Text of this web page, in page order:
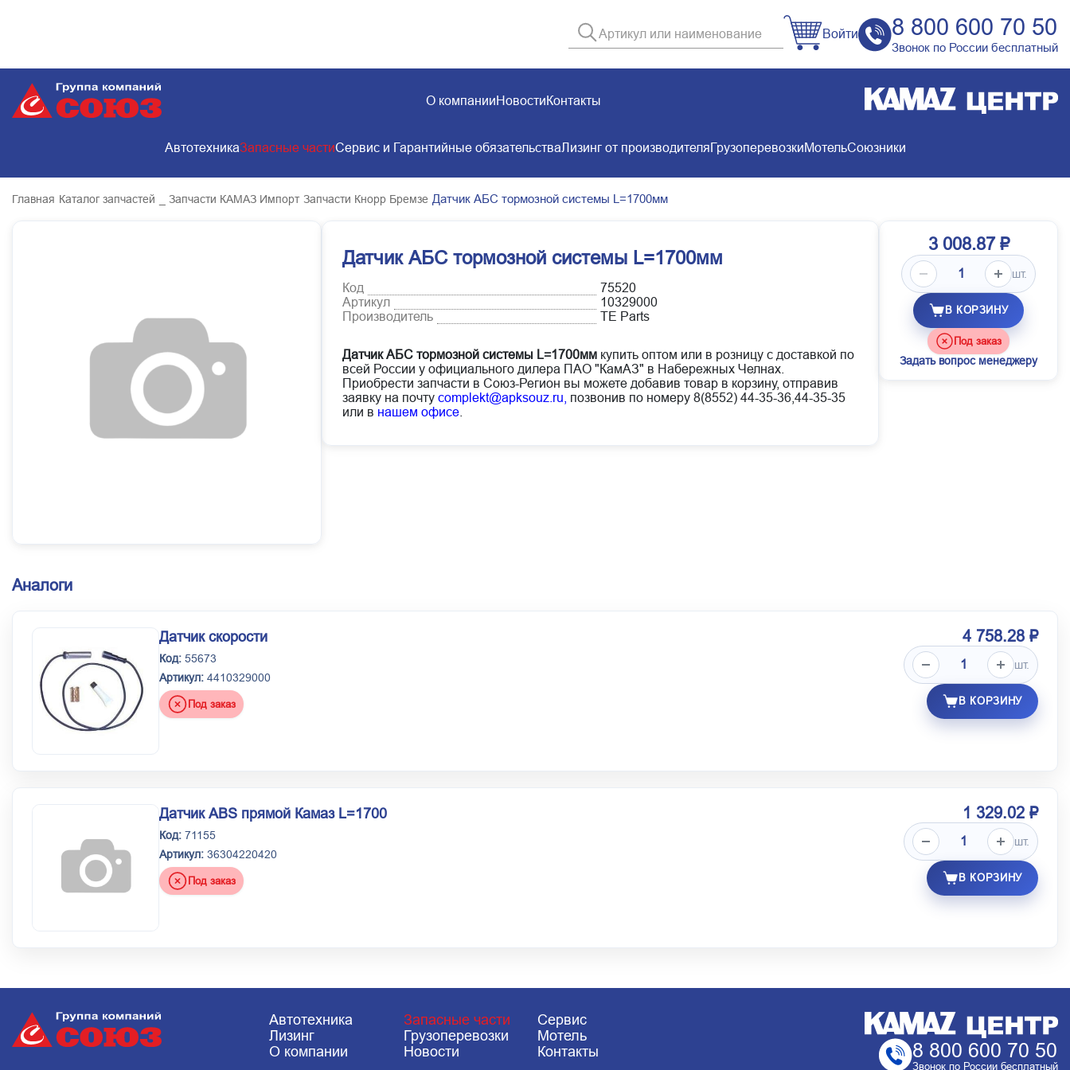
Войти 8 800 600 70 50
Звонок по России бесплатный
О компанииНовостиКонтакты
АвтотехникаЗапасные частиСервис и Гарантийные обязательстваЛизинг от производителяГрузоперевозкиМотельСоюзники
Главная Каталог запчастей _ Запчасти КАМАЗ Импорт Запчасти Кнорр Бремзе Датчик АБС тормозной системы L=1700мм
Датчик АБС тормозной системы L=1700мм
Код
75520
Артикул
10329000
Производитель
TE Parts
Датчик АБС тормозной системы L=1700мм купить оптом или в розницу с доставкой по
всей России у официального дилера ПАО "КамАЗ" в Набережных Челнах.
Приобрести запчасти в Союз-Регион вы можете добавив товар в корзину, отправив
заявку на почту complekt@apksouz.ru, позвонив по номеру 8(8552) 44-35-36,44-35-35
или в нашем офисе
3 008.87 ₽
шт.
В КОРЗИНУ
Под заказ
Задать вопрос менеджеру
Аналоги
Датчик скорости
Код: 55673
Артикул: 4410329000
Под заказ
4 758.28 ₽
шт.
В КОРЗИНУ
Датчик ABS прямой Камаз L=1700
Код: 71155
Артикул: 36304220420
Под заказ
1 329.02 ₽
шт.
В КОРЗИНУ
Автотехника Запасные части
Сервис
Лизинг
Грузоперевозки
Мотель
О компании
Новости Контакты 8 800 600 70 50
Звонок по России бесплатный